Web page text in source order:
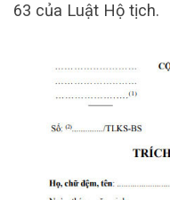
63 của Luật Hộ tịch.